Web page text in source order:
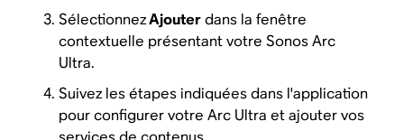
SélectionnezAjouterdans la fenêtre
contextuelle présentant votre Sonos Arc
Ultra.
Suivez les étapes indiquées dans l'application
pour configurer votre Arc Ultra et ajouter vos